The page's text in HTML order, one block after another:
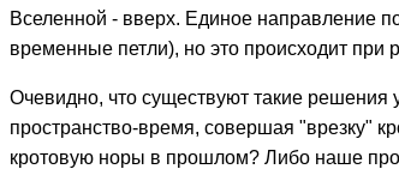
Вселенной - вверх. Единое направление
временные петли), но это происходит при
Очевидно, что существуют такие решения
пространство-время, совершая "врезку"
кротовую норы в прошлом? Либо наше